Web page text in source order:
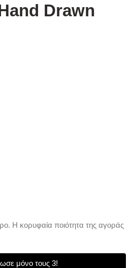
Drawn
Η κορυφαία ποιότητα της αγοράς
μόνο τους 3!